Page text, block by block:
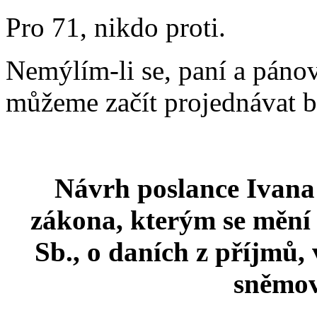
Pro 71, nikdo proti.
Nemýlím-li se, paní a
můžeme začít projednávat
Návrh poslance
zákona, kterým se
Sb., o daních z příjmů,